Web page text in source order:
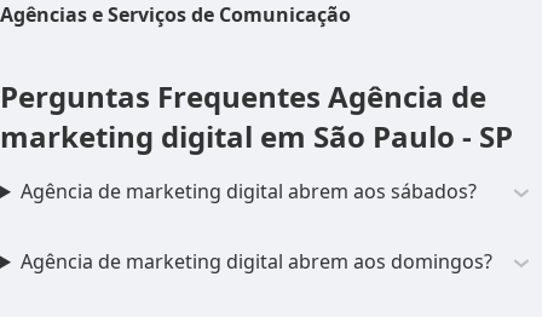
Agências e Serviços de Comunicação
Perguntas Frequentes Agência de
marketing digital em São Paulo - SP
Agência de marketing digital abrem aos sábados?
Agência de marketing digital abrem aos domingos?